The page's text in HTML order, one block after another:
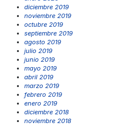
diciembre 2019
noviembre 2019
octubre 2019
septiembre 2019
agosto 2019
julio 2019
junio 2019
mayo 2019
abril 2019
marzo 2019
febrero 2019
enero 2019
diciembre 2018
noviembre 2018